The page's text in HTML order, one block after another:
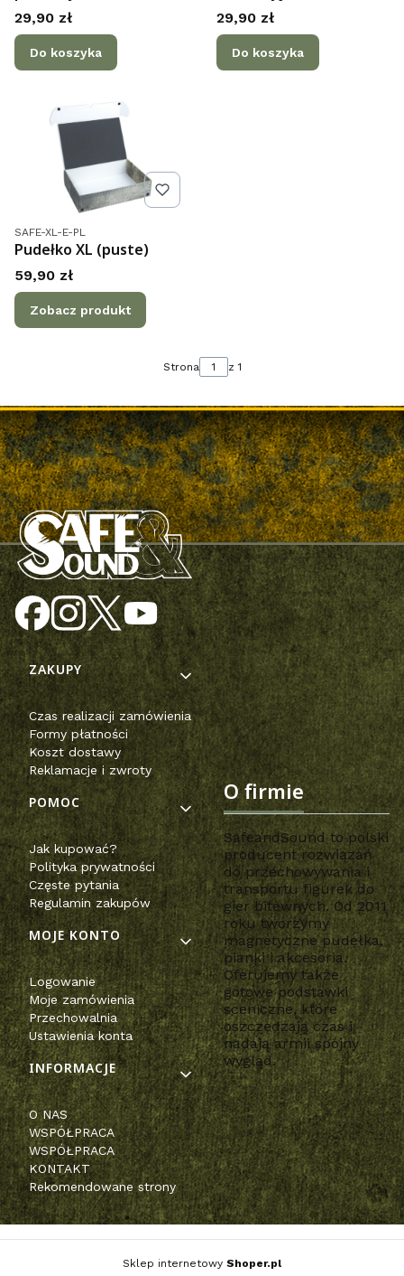
Cena
29,90 zł
Do koszyka
Cena
29,90 zł
Do koszyka
Kod produktu
SAFE-XL-E-PL
Pudełko XL (puste)
Cena
59,90 zł
Zobacz produkt
Strona z 1
Linki w stopce
ZAKUPY
Czas realizacji zamówienia
Formy płatności
Koszt dostawy
Reklamacje i zwroty
POMOC
Jak kupować?
Polityka prywatności
Częste pytania
Regulamin zakupów
MOJE KONTO
Logowanie
Moje zamówienia
Przechowalnia
Ustawienia konta
INFORMACJE
O NAS
WSPÓŁPRACA
WSPÓŁPRACA
KONTAKT
Rekomendowane strony
O firmie
SafeandSound to polski
producent rozwiązań
do przechowywania i
transportu figurek do
gier bitewnych. Od 2011
roku tworzymy
magnetyczne pudełka,
pianki i akcesoria.
Oferujemy także
gotowe podstawki
sceniczne, które
oszczędzają czas i
nadają armii spójny
wygląd.
Sklep internetowy Shoper.pl